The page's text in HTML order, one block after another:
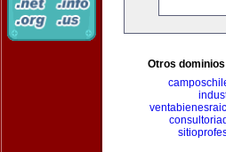
Otros